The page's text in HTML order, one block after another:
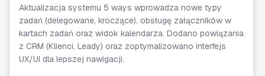
Aktualizacja systemu 5 ways wprowadza nowe typy
zadań (delegowane, kroczące), obsługę załączników w
kartach zadań oraz widok kalendarza. Dodano powiązania
z CRM (Klienci, Leady) oraz zoptymalizowano interfejs
UX/UI dla lepszej nawigacji.